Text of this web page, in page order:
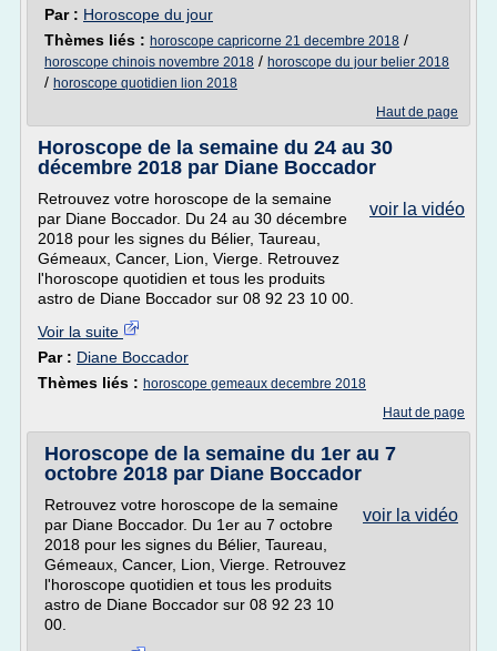
Par : Horoscope du jour
Thèmes liés : horoscope capricorne 21 decembre 2018 /
horoscope chinois novembre 2018 / horoscope du jour belier 2018
/ horoscope quotidien lion 2018
Haut de page
Horoscope de la semaine du 24 au 30
décembre 2018 par Diane Boccador
voir la vidéo
Retrouvez votre horoscope de la semaine
par Diane Boccador. Du 24 au 30 décembre
2018 pour les signes du Bélier, Taureau,
Gémeaux, Cancer, Lion, Vierge. Retrouvez
l'horoscope quotidien et tous les produits
astro de Diane Boccador sur 08 92 23 10 00.
Voir la suite
Par : Diane Boccador
Thèmes liés : horoscope gemeaux decembre 2018
Haut de page
Horoscope de la semaine du 1er au 7
octobre 2018 par Diane Boccador
voir la vidéo
Retrouvez votre horoscope de la semaine
par Diane Boccador. Du 1er au 7 octobre
2018 pour les signes du Bélier, Taureau,
Gémeaux, Cancer, Lion, Vierge. Retrouvez
l'horoscope quotidien et tous les produits
astro de Diane Boccador sur 08 92 23 10
00.